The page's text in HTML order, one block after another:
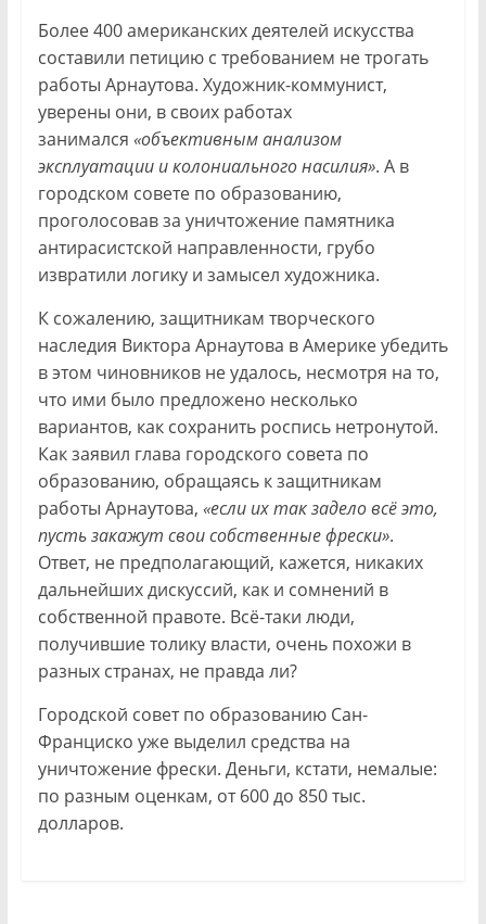
Более 400 американских деятелей искусства
составили петицию с требованием не трогать
работы Арнаутова. Художник-коммунист,
уверены они, в своих работах
занимался «объективным анализом
эксплуатации и колониального насилия». А в
городском совете по образованию,
проголосовав за уничтожение памятника
антирасистской направленности, грубо
извратили логику и замысел художника.
К сожалению, защитникам творческого
наследия Виктора Арнаутова в Америке убедить
в этом чиновников не удалось, несмотря на то,
что ими было предложено несколько
вариантов, как сохранить роспись нетронутой.
Как заявил глава городского совета по
образованию, обращаясь к защитникам
работы Арнаутова, «если их так задело всё это,
пусть закажут свои собственные фрески».
Ответ, не предполагающий, кажется, никаких
дальнейших дискуссий, как и сомнений в
собственной правоте. Всё-таки люди,
получившие толику власти, очень похожи в
разных странах, не правда ли?
Городской совет по образованию Сан-
Франциско уже выделил средства на
уничтожение фрески. Деньги, кстати, немалые:
по разным оценкам, от 600 до 850 тыс.
долларов.